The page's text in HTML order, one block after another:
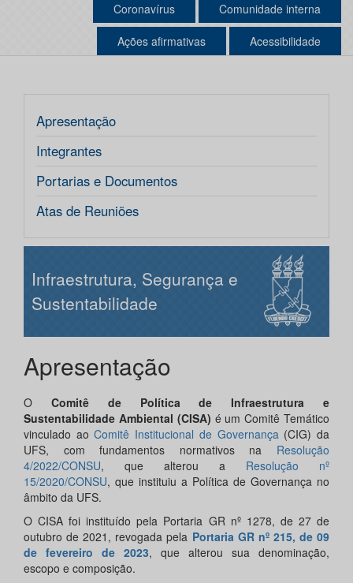
Coronavírus Comunidade interna
Ações afirmativas Acessibilidade
Apresentação
Integrantes
Portarias e Documentos
Atas de Reuniões
Infraestrutura, Segurança e
Sustentabilidade
Apresentação
O Comitê de Política de Infraestrutura e
Sustentabilidade Ambiental (CISA) é um Comitê Temático
vinculado aoComitê Institucional de Governança(CIG) da
UFS, com fundamentos normativos na Resolução
4/2022/CONSU, que alterou a Resolução nº
15/2020/CONSU, que instituiu a Política de Governança no
âmbito da UFS.
O CISA foi instituído pela Portaria GR nº 1278, de 27 de
outubro de 2021, revogada pela Portaria GR nº 215, de 09
de fevereiro de 2023, que alterou sua denominação,
escopo e composição.